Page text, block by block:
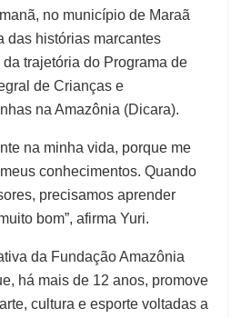
no município de Maraã
das histórias marcantes
trajetória do Programa de
de Crianças e
na Amazônia (Dicara).
na minha vida, porque me
conhecimentos. Quando
precisamos aprender
bom”, afirma Yuri.
da Fundação Amazônia
há mais de 12 anos, promove
cultura e esporte voltadas a